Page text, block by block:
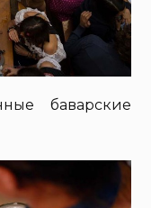
баварские